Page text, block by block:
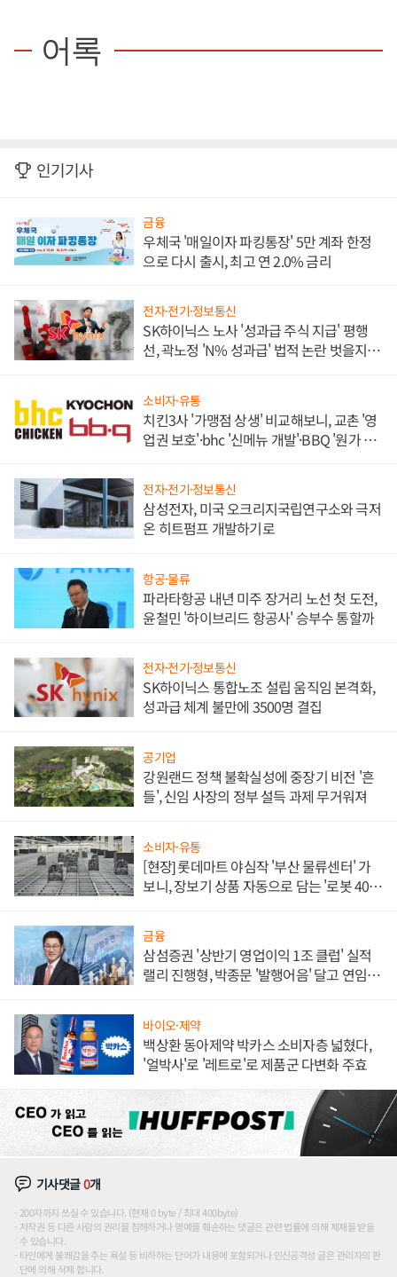
어록
인기기사
금융
우체국 '매일이자 파킹통장' 5만 계좌 한정
으로 다시 출시, 최고 연 2.0% 금리
전자·전기·정보통신
SK하이닉스 노사 '성과급 주식 지급' 평행
선, 곽노정 'N% 성과급' 법적 논란 벗을지 주
소비자·유통
치킨3사 '가맹점 상생' 비교해보니, 교촌 '영
업권 보호'·bhc '신메뉴 개발'·BBQ '원가 부
전자·전기·정보통신
삼성전자, 미국 오크리지국립연구소와 극저
온 히트펌프 개발하기로
항공·물류
파라타항공 내년 미주 장거리 노선 첫 도전,
윤철민 '하이브리드 항공사' 승부수 통할까
전자·전기·정보통신
SK하이닉스 통합노조 설립 움직임 본격화,
성과급 체계 불만에 3500명 결집
공기업
강원랜드 정책 불확실성에 중장기 비전 '흔
들', 신임 사장의 정부 설득 과제 무거워져
소비자·유통
[현장] 롯데마트 야심작 '부산 물류센터' 가
보니, 장보기 상품 자동으로 담는 '로봇 400
금융
삼섬증권 '상반기 영업이익 1조 클럽' 실적
랠리 진행형, 박종문 '발행어음' 달고 연임 향
바이오·제약
백상환 동아제약 박카스 소비자층 넓혔다,
'얼박사'로 '레트로'로 제품군 다변화 주효
기사댓글0개
200자까지 쓰실 수 있습니다. (현재 0 byte / 최대 400byte)
저작권 등 다른 사람의 권리를 침해하거나 명예를 훼손하는 댓글은 관련 법률에 의해 제재를 받을
수 있습니다.
타인에게 불쾌감을 주는 욕설 등 비하하는 단어가 내용에 포함되거나 인신공격성 글은 관리자의 판
단에 의해 삭제 합니다.